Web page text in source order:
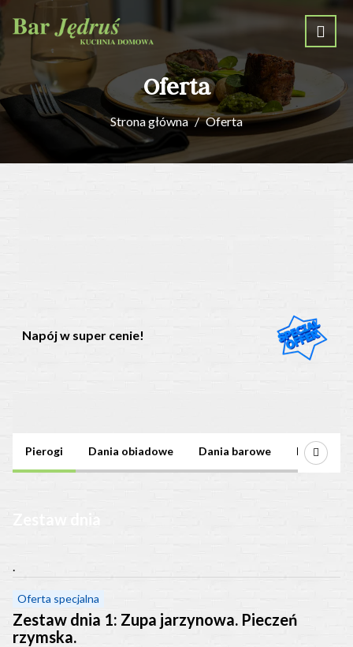
Oferta
Strona główna Oferta
Napój w super cenie!
Oferta
Pierogi Dania obiadowe Dania barowe Napoje
Oferta specjalna
Zestaw dnia 1: Zupa jarzynowa. Pieczeń
rzymska.